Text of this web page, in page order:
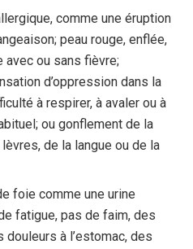
comme une éruption
peau rouge, enflée,
avec ou sans fièvre;
d’oppression dans la
à respirer, à avaler ou à
ou gonflement de la
de la langue ou de la
foie comme une urine
fatigue, pas de faim, des
douleurs à l’estomac, des